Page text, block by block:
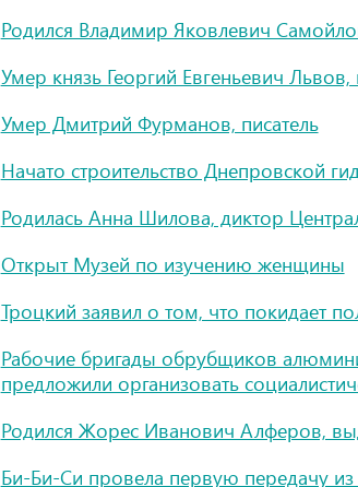
Родился Владимир Яковлевич
Умер князь Георгий Евгеньевич Львов,
Умер Дмитрий Фурманов, писатель
Начато строительство Днепровской
Родилась Анна Шилова, диктор
Открыт Музей по изучению женщины
Троцкий заявил о том, что покидает
Рабочие бригады обрубщиков
предложили организовать
Родился Жорес Иванович Алферов,
Би-Би-Си провела первую передачу